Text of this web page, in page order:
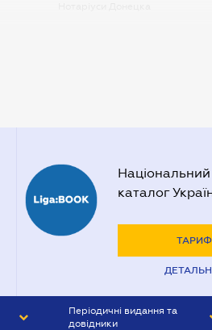
каталог
Періодичні видання та
довідники